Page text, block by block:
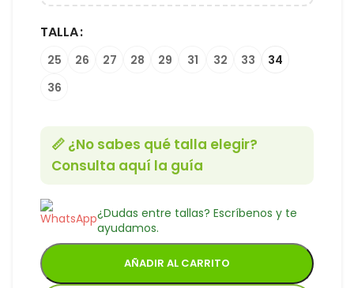
TALLA
25 26 27 28 29 31 32 33
34
36
📏 ¿No sabes qué talla elegir?
Consulta aquí la guía
¿Dudas entre tallas? Escríbenos y te
ayudamos.
AÑADIR AL CARRITO